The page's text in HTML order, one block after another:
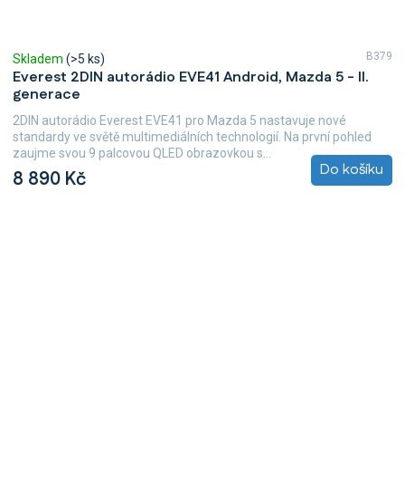
Everest 2DIN autorádio EVE41 Android, Mazda 5 - II.
generace
Skladem (>5 ks)
8 890 Kč Do košíku
2DIN autorádio Everest EVE41 pro Mazda 5 nastavuje nové
standardy ve světě multimediálních technologií. Na první pohled
zaujme svou 9 palcovou QLED obrazovkou s...
B379